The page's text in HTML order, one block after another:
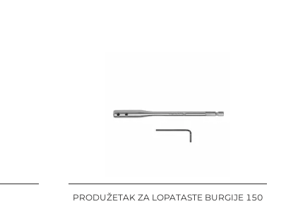
PRODUŽETAK ZA LOPATASTE BURGIJE 150